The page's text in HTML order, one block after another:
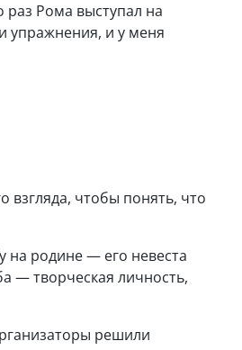
раз Рома выступал на
упражнения, и у меня
взгляда, чтобы понять, что
на родине — его невеста
— творческая личность,
решили